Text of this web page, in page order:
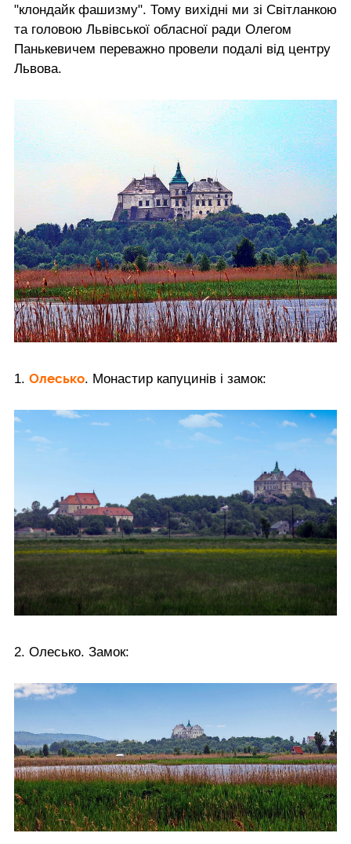
"клондайк фашизму". Тому вихідні ми зі Світланкою
та головою Львівської обласної ради Олегом
Панькевичем переважно провели подалі від центру
Львова.
1. Олесько. Монастир капуцинів і замок:
2. Олесько. Замок: